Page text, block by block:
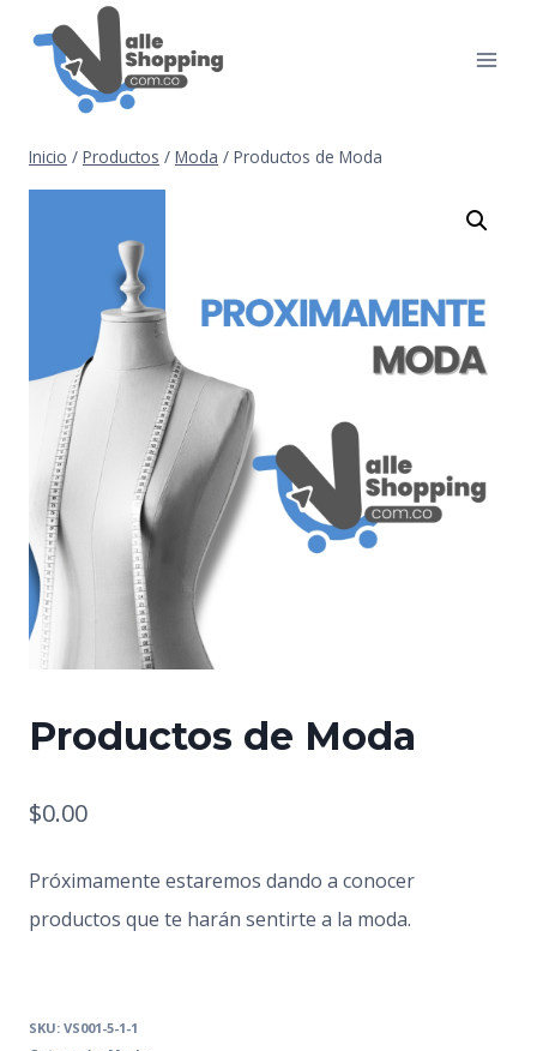
Inicio / Productos / Moda / Productos de Moda
Productos de Moda
$0.00
Próximamente estaremos dando a conocer
productos que te harán sentirte a la moda.
SKU: VS001-5-1-1